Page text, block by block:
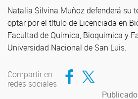
Natalia Silvina Muñoz defenderá su
optar por el título de Licenciada en
Facultad de Química, Bioquímica y
Universidad Nacional de San Luis.
Compartir en
redes sociales
Compartir en Facebook
Compartir en Twitter